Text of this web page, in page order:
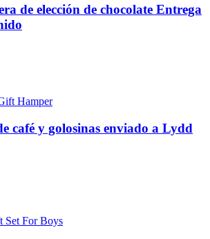
de elección de chocolate Entrega
café y golosinas enviado a Lydd